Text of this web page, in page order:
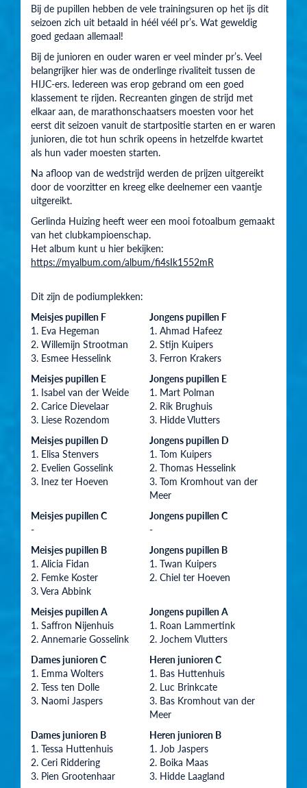
Bij de pupillen hebben de vele trainingsuren op het ijs dit
seizoen zich uit betaald in héél véél pr’s. Wat geweldig
goed gedaan allemaal!
Bij de junioren en ouder waren er veel minder pr’s. Veel
belangrijker hier was de onderlinge rivaliteit tussen de
HIJC-ers. Iedereen was erop gebrand om een goed
klassement te rijden. Recreanten gingen de strijd met
elkaar aan, de marathonschaatsers moesten voor het
eerst dit seizoen vanuit de startpositie starten en er waren
junioren, die tot hun schrik opeens in hetzelfde kwartet
als hun vader moesten starten.
Na afloop van de wedstrijd werden de prijzen uitgereikt
door de voorzitter en kreeg elke deelnemer een vaantje
uitgereikt.
Gerlinda Huizing heeft weer een mooi fotoalbum gemaakt
van het clubkampioenschap.
Het album kunt u hier bekijken:
https://myalbum.com/album/fi4sIk1552mR
Dit zijn de podiumplekken:
Meisjes pupillen F
Jongens pupillen F
1. Eva Hegeman
2. Willemijn Strootman
3. Esmee Hesselink
1. Ahmad Hafeez
2. Stijn Kuipers
3. Ferron Krakers
Meisjes pupillen E
Jongens pupillen E
1. Isabel van der Weide
2. Carice Dievelaar
3. Liese Rozendom
1. Mart Polman
2. Rik Brughuis
3. Hidde Vlutters
Meisjes pupillen D
Jongens pupillen D
1. Elisa Stenvers
2. Evelien Gosselink
3. Inez ter Hoeven
1. Tom Kuipers
2. Thomas Hesselink
3. Tom Kromhout van der
Meer
Meisjes pupillen C
Jongens pupillen C
-
-
Meisjes pupillen B
Jongens pupillen B
1. Alicia Fidan
2. Femke Koster
3. Vera Abbink
1. Twan Kuipers
2. Chiel ter Hoeven
Meisjes pupillen A
Jongens pupillen A
1. Saffron Nijenhuis
2. Annemarie Gosselink
1. Roan Lammertink
2. Jochem Vlutters
Dames junioren C
Heren junioren C
1. Emma Wolters
2. Tess ten Dolle
3. Naomi Jaspers
1. Bas Huttenhuis
2. Luc Brinkcate
3. Bas Kromhout van der
Meer
Dames junioren B
Heren junioren B
1. Tessa Huttenhuis
2. Ceri Riddering
3. Pien Grootenhaar
1. Job Jaspers
2. Boika Maas
3. Hidde Laagland